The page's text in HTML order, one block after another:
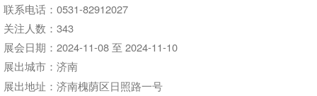
联系电话：0531-82912027
关注人数：343
展会日期：2024-11-08 至 2024-11-10
展出城市：济南
展出地址：济南槐荫区日照路一号